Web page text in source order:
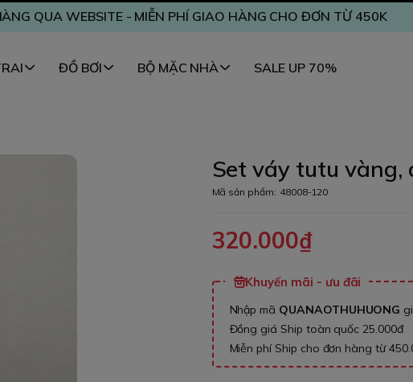
QUA WEBSITE - MIỄN PHÍ GIAO HÀNG CHO ĐƠN TỪ 450K
ĐỒ BƠI BỘ MẶC NHÀ SALE UP 70%
Set váy tutu
Mã sản phẩm: 48008-120
320.000₫
Khuyến mãi - ưu đãi
Nhập mã QUANAOTHUHUONG
Đồng giá Ship toàn quốc 25.000đ
Miễn phí Ship cho đơn hàng từ